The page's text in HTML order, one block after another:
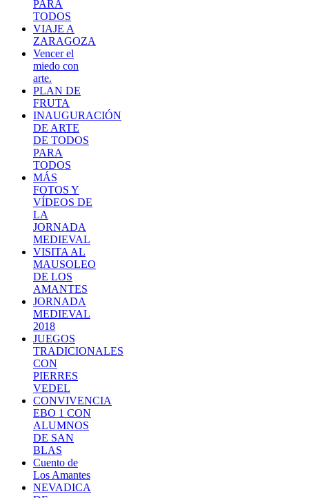
PARA
TODOS
VIAJE A
ZARAGOZA
Vencer el
miedo con
arte.
PLAN DE
FRUTA
INAUGURACIÓN
DE ARTE
DE TODOS
PARA
TODOS
MÁS
FOTOS Y
VÍDEOS DE
LA
JORNADA
MEDIEVAL
VISITA AL
MAUSOLEO
DE LOS
AMANTES
JORNADA
MEDIEVAL
2018
JUEGOS
TRADICIONALES
CON
PIERRES
VEDEL
CONVIVENCIA
EBO 1 CON
ALUMNOS
DE SAN
BLAS
Cuento de
Los Amantes
NEVADICA